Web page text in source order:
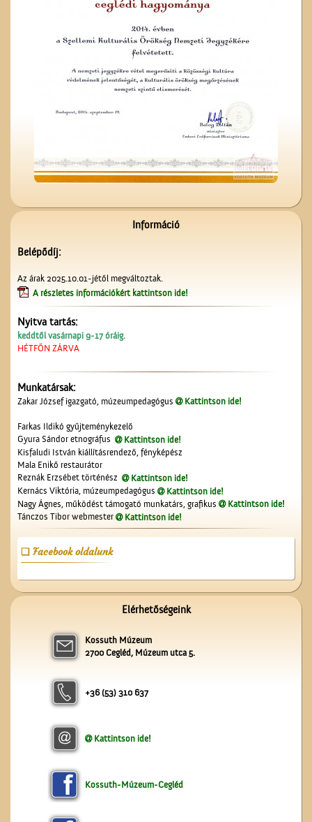
Névtábla a dr. Gombos
A ceglédi Népkör udvarán
Cegléd a magasból
Vasat, vasárut vásároljunk
a Berger
vaskereskedésben
Megérkezés Ceglédre
Információ
Belépődíj:
Az árak 2025.10.01-jétől megváltoztak.
A részletes információkért kattintson ide!
Nyitva tartás:
keddtől vasárnapi 9-17 óráig.
HÉTFŐN ZÁRVA
Munkatársak:
Zakar József igazgató, múzeumpedagógus Kattintson ide!
Farkas Ildikó gyűjteménykezelő
Gyura Sándor etnográfus
Kattintson ide!
Kisfaludi István kiállításrendező, fényképész
Mala Enikő restaurátor
Reznák Erzsébet történész
Kattintson ide!
Kernács Viktória, múzeumpedagógus
Kattintson ide!
Nagy Ágnes, működést támogató munkatárs, grafikus
Kattintson ide!
Tánczos Tibor webmester
Kattintson ide!
Facebook oldalunk
Elérhetőségeink
Kossuth Múzeum
2700 Cegléd, Múzeum utca 5.
+36 (53) 310 637
Kattintson ide!
Kossuth-Múzeum-Cegléd